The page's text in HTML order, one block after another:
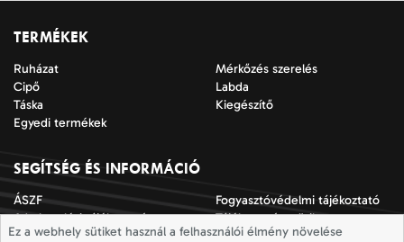
TERMÉKEK
Ruházat
Mérkőzés szerelés
Cipő
Labda
Táska
Kiegészítő
Egyedi termékek
SEGÍTSÉG ÉS INFORMÁCIÓ
ÁSZF
Fogyasztóvédelmi tájékoztató
Adatkezelési tájékoztató
Tájékoztató a sütik
alkalmazásáról
Ez a webhely sütiket használ a felhasználói élmény növelése